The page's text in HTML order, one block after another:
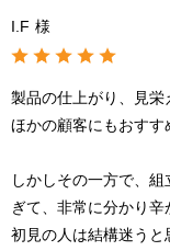
I.F 様
製品の仕上がり、見栄
ほかの顧客にもおすす
しかしその一方で、
ぎて、非常に分かり辛
初見の人は結構迷うと